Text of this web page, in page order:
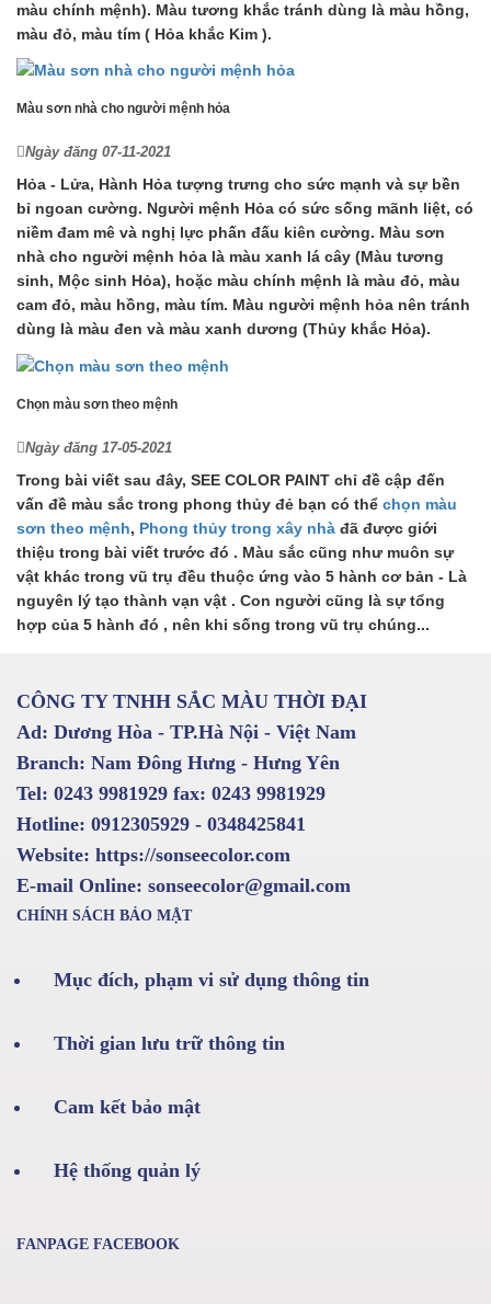
màu chính mệnh). Màu tương khắc tránh dùng là màu hồng,
màu đỏ, màu tím ( Hỏa khắc Kim ).
Màu sơn nhà cho người mệnh hỏa
Ngày đăng 07-11-2021
Hỏa - Lửa, Hành Hỏa tượng trưng cho sức mạnh và sự bền
bỉ ngoan cường. Người mệnh Hỏa có sức sống mãnh liệt, có
niềm đam mê và nghị lực phấn đấu kiên cường. Màu sơn
nhà cho người mệnh hỏa là màu xanh lá cây (Màu tương
sinh, Mộc sinh Hỏa), hoặc màu chính mệnh là màu đỏ, màu
cam đỏ, màu hồng, màu tím. Màu người mệnh hỏa nên tránh
dùng là màu đen và màu xanh dương (Thủy khắc Hỏa).
Chọn màu sơn theo mệnh
Ngày đăng 17-05-2021
Trong bài viết sau đây, SEE COLOR PAINT chỉ đề cập đến
vấn đề màu sắc trong phong thủy đẻ bạn có thể chọn màu
sơn theo mệnh, Phong thủy trong xây nhà đã được giới
thiệu trong bài viết trước đó . Màu sắc cũng như muôn sự
vật khác trong vũ trụ đều thuộc ứng vào 5 hành cơ bản - Là
nguyên lý tạo thành vạn vật . Con người cũng là sự tổng
hợp của 5 hành đó , nên khi sống trong vũ trụ chúng...
CÔNG TY TNHH SẮC MÀU THỜI ĐẠI
Ad: Dương Hòa - TP.Hà Nội - Việt Nam
Branch: Nam Đông Hưng - Hưng Yên
Tel: 0243 9981929 fax: 0243 9981929
Hotline: 0912305929 - 0348425841
Website: https://sonseecolor.com
E-mail Online: sonseecolor@gmail.com
CHÍNH SÁCH BẢO MẬT
Mục đích, phạm vi sử dụng thông tin
Thời gian lưu trữ thông tin
Cam kết bảo mật
Hệ thống quản lý
FANPAGE FACEBOOK